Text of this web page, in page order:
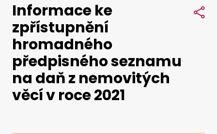
Daně
Mezinárodní spolupráce
Kontakty
Informace ke
zpřístupnění
hromadného
předpisného seznamu
na daň z nemovitých
věcí v roce 2021